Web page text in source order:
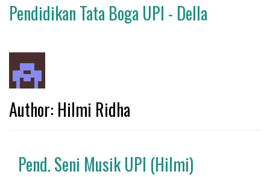
Pendidikan Tata Boga UPI - Della
Author: Hilmi Ridha
Pend. Seni Musik UPI (Hilmi)